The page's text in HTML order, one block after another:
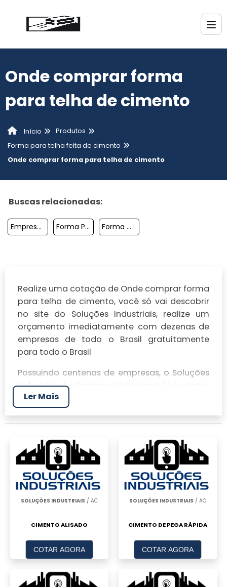
Onde comprar forma
para telha de cimento
Início
Produtos
Forma para telha feita de cimento
Onde comprar forma para telha de cimento
Buscas relacionadas:
Empresa De Forma De Telha De Concreto Forma Para Fazer Telha De Cimento Forma Molde Para Telha De Concreto
Realize uma cotação de Onde comprar forma
para telha de cimento, você só vai descobrir
no site do Soluções Industriais, realize um
orçamento imediatamente com dezenas de
empresas de todo o Brasil gratuitamente
para todo o Brasil
Possuindo centenas de empresas, o Soluções
Industriais é a ferramenta business to business
mais completo da área industrial. Para
realizar um orçamento de Onde comprar
forma para telha de cimento, clique em um
Ler Mais
SOLUÇÕES INDUSTRIAIS / AC
CIMENTO ALISADO
COTAR AGORA
SOLUÇÕES INDUSTRIAIS / AC
CIMENTO DE PEGA RÁPIDA
COTAR AGORA